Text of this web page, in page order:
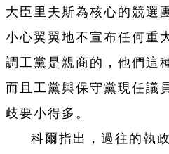
大臣里夫斯為核心的競選
小心翼翼地不宣布任何重
調工黨是親商的，他們這
而且工黨與保守黨現任議
歧要小得多。
科爾指出，過往的執